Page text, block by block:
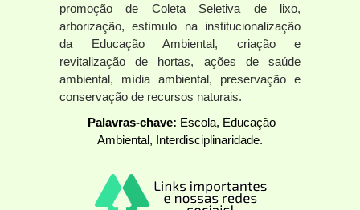
promoção de Coleta Seletiva de lixo,
arborização, estímulo na institucionalização
da Educação Ambiental, criação e
revitalização de hortas, ações de saúde
ambiental, mídia ambiental, preservação e
conservação de recursos naturais.
Palavras-chave: Escola, Educação
Ambiental, Interdisciplinaridade.